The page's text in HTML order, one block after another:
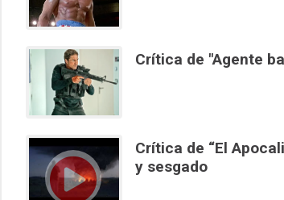
Crítica de "Agente
Crítica de “El
y sesgado